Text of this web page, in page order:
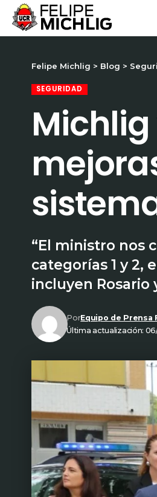
Felipe Michlig > Blog >
SEGURIDAD
“El ministro nos
categorías 1 y 2,
incluyen Rosario
Última actualización:
PorEquipo de Prensa